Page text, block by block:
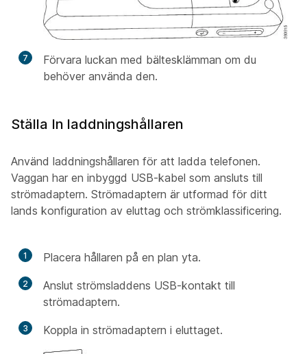
7
Förvara luckan med bältesklämman om du
behöver använda den.
Ställa In laddningshållaren
Använd laddningshållaren för att ladda telefonen.
Vaggan har en inbyggd USB-kabel som ansluts till
strömadaptern. Strömadaptern är utformad för ditt
lands konfiguration av eluttag och strömklassificering.
1 Placera hållaren på en plan yta.
2
Anslut strömsladdens USB-kontakt till
strömadaptern.
3 Koppla in strömadaptern i eluttaget.